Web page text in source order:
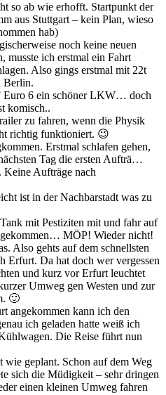
so ab wie erhofft. Startpunkt der
aus Stuttgart – kein Plan, wieso
hab)
noch keine neuen
musste ich erstmal ein Fahrt
Also gings erstmal mit 22t
Berlin.
6 ein schöner LKW… doch
komisch..
zu fahren, wenn die Physik
richtig funktioniert. 😉
Erstmal schlafen gehen,
Tag die ersten Aufträ…
Aufträge nach
ist in der Nachbarstadt was zu
mit Pestiziten mit und fahr auf
MÖP! Wieder nicht!
Also gehts auf dem schnellsten
Erfurt. Da hat doch wer vergessen
und kurz vor Erfurt leuchtet
Umweg gen Westen und zur
🙂
angekommen kann ich den
ich geladen hatte weiß ich
Die Reise führt nun
wie geplant. Schon auf dem Weg
sich die Müdigkeit – sehr dringen
einen kleinen Umweg fahren